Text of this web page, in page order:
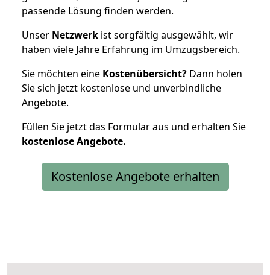
passende Lösung finden werden.
Unser Netzwerk ist sorgfältig ausgewählt, wir
haben viele Jahre Erfahrung im Umzugsbereich.
Sie möchten eine Kostenübersicht? Dann holen
Sie sich jetzt kostenlose und unverbindliche
Angebote.
Füllen Sie jetzt das Formular aus und erhalten Sie
kostenloseAngebote.
Kostenlose Angebote erhalten